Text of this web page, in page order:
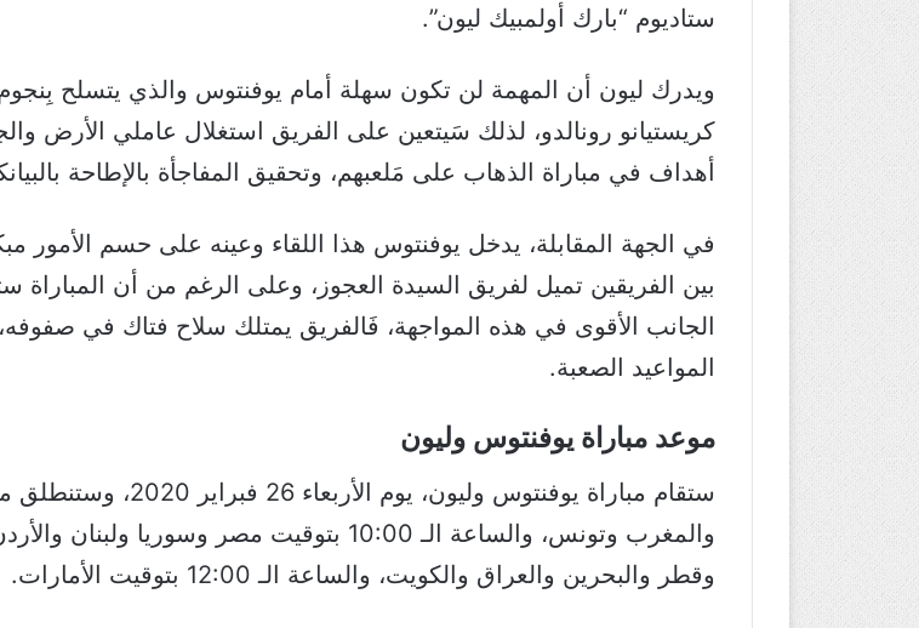
ستاديوم “بارك أولمبيك ليون”.
ويدرك ليون أن المهمة لن تكون سهلة أمام يوفنتوس والذي يتسلح
كريستيانو رونالدو، لذلك سَيتعين على الفريق استغلال عاملي الأرض
أهداف في مباراة الذهاب على مَلعبهم، وتحقيق المفاجأة بالإطاحة
في الجهة المقابلة، يدخل يوفنتوس هذا اللقاء وعينه على حسم الأمور
بين الفريقين تميل لفريق السيدة العجوز، وعلى الرغم من أن المباراة
الجانب الأقوى في هذه المواجهة، فَالفريق يمتلك سلاح فتاك في
المواعيد الصعبة.
موعد مباراة يوفنتوس وليون
وقطر والبحرين والعراق والكويت، والساعة الـ 12:00 بتوقيت الأمارات.